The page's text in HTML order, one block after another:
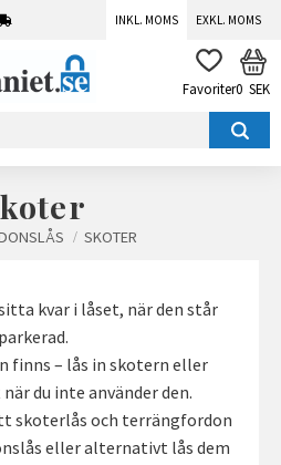
INKL. MOMS EXKL. MOMS
FAVORITER
0 SEK
SKOTER
kvar i låset, när den står
parkerad.
finns – lås in skotern eller
du inte använder den.
skoterlås och terrängfordon
eller alternativt lås dem